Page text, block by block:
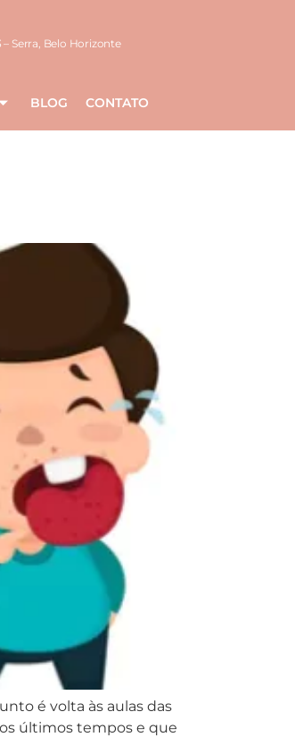
– Serra, Belo Horizonte
BLOG CONTATO
é volta às aulas das
últimos tempos e que